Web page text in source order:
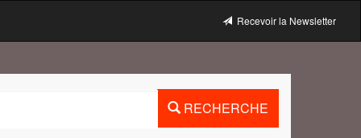
Recevoir la Newsletter
RECHERCHE